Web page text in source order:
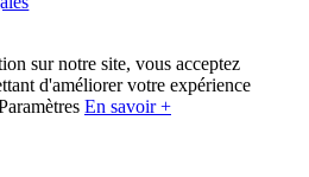
sur notre site, vous acceptez
d'améliorer votre expérience
En savoir +